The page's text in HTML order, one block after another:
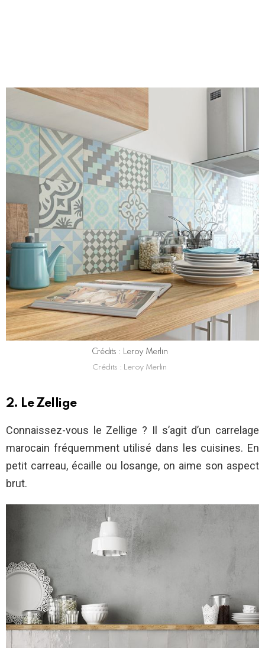
Crédits : Leroy Merlin
Crédits : Leroy Merlin
2. Le Zellige
Connaissez-vous le Zellige ? Il s’agit d’un carrelage
marocain fréquemment utilisé dans les cuisines. En
petit carreau, écaille ou losange, on aime son aspect
brut.